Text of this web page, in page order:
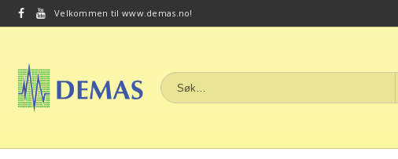
Velkommen til www.demas.no!